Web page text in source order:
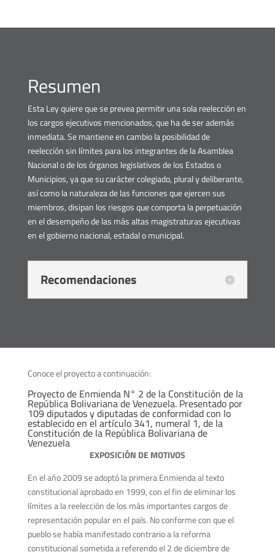
Resumen
Esta Ley quiere que se prevea permitir una sola reelección en
los cargos ejecutivos mencionados, que ha de ser además
inmediata. Se mantiene en cambio la posibilidad de
reelección sin límites para los integrantes de la Asamblea
Nacional o de los órganos legislativos de los Estados o
Municipios, ya que su carácter colegiado, plural y deliberante,
así como la naturaleza de las funciones que ejercen sus
miembros, disipan los riesgos que comporta la perpetuación
en el desempeño de las más altas magistraturas ejecutivas
en el gobierno nacional, estadal o municipal.
Recomendaciones
Conoce el proyecto a continuación:
Proyecto de Enmienda N° 2 de la Constitución de la
República Bolivariana de Venezuela. Presentado por
109 diputados y diputadas de conformidad con lo
establecido en el artículo 341, numeral 1, de la
Constitución de la República Bolivariana de
Venezuela
EXPOSICIÓN DE MOTIVOS
En el año 2009 se adoptó la primera Enmienda al texto
constitucional aprobado en 1999, con el fin de eliminar los
límites a la reelección de los más importantes cargos de
representación popular en el país. No conforme con que el
pueblo se había manifestado contrario a la reforma
constitucional sometida a referendo el 2 de diciembre de